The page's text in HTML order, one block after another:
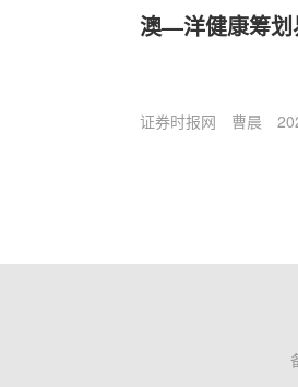
澳—洋健康筹划
证券时报网 曹晨